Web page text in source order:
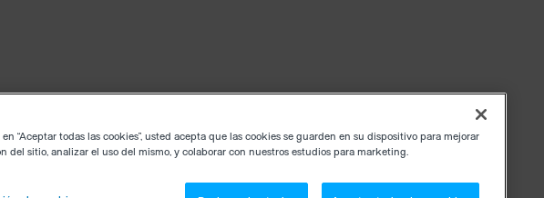
“Aceptar todas las cookies”, usted acepta que las cookies se guarden en su dispositivo para mejorar
del sitio, analizar el uso del mismo, y colaborar con nuestros estudios para marketing.